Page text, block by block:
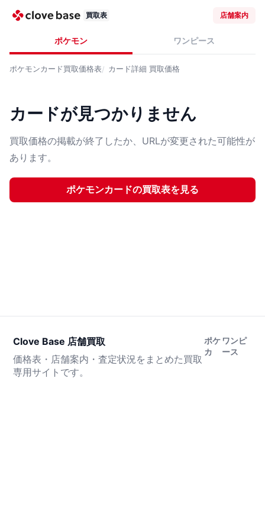
買取表 店舗案内
ポケモン ワンピース
ポケモンカード買取価格表 カード詳細 買取価格
カードが見つかりません
買取価格の掲載が終了したか、URLが変更された可能性が
あります。
ポケモンカードの買取表を見る
Clove Base 店舗買取
価格表・店舗案内・査定状況をまとめた買取
専用サイトです。
ポケ
カ
ワンピ
ース